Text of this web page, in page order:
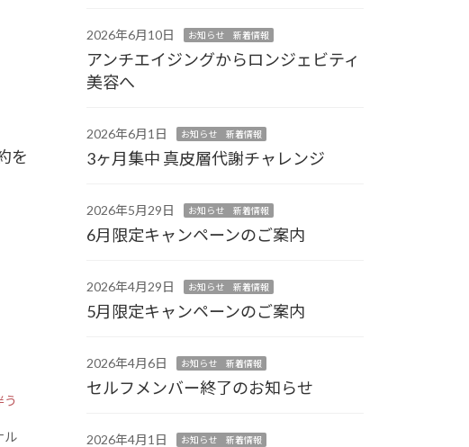
を
ル
2026年6月10日 お知らせ 新着情報
アンチエイジングからロンジェビティ
美容へ
2026年6月1日 お知らせ 新着情報
3ヶ月集中 真皮層代謝チャレンジ
2026年5月29日 お知らせ 新着情報
6月限定キャンペーンのご案内
2026年4月29日 お知らせ 新着情報
5月限定キャンペーンのご案内
2026年4月6日 お知らせ 新着情報
セルフメンバー終了のお知らせ
2026年4月1日 お知らせ 新着情報